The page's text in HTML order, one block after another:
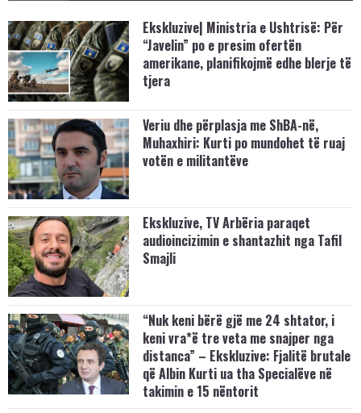
Ekskluzive| Ministria e Ushtrisë: Për
“Javelin” po e presim ofertën
amerikane, planifikojmë edhe blerje të
tjera
Veriu dhe përplasja me ShBA-në,
Muhaxhiri: Kurti po mundohet të ruaj
votën e militantëve
Ekskluzive, TV Arbëria paraqet
audioincizimin e shantazhit nga Tafil
Smajli
“Nuk keni bërë gjë me 24 shtator, i
keni vra*ë tre veta me snajper nga
distanca” – Ekskluzive: Fjalitë brutale
që Albin Kurti ua tha Specialëve në
takimin e 15 nëntorit